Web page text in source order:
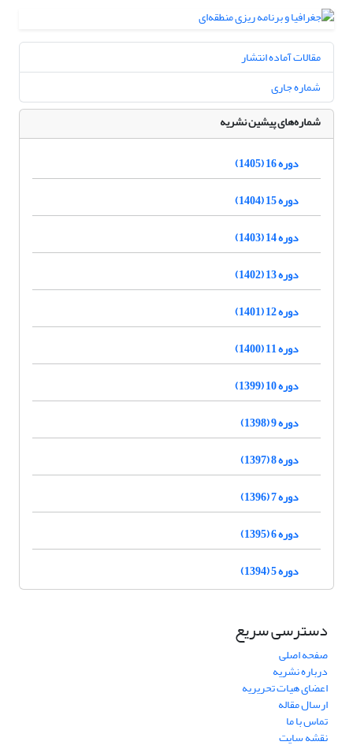
مقالات آماده انتشار
شماره جاری
شماره‌های پیشین نشریه
دوره 16 (1405)
دوره 15 (1404)
دوره 14 (1403)
دوره 13 (1402)
دوره 12 (1401)
دوره 11 (1400)
دوره 10 (1399)
دوره 9 (1398)
دوره 8 (1397)
دوره 7 (1396)
دوره 6 (1395)
دوره 5 (1394)
دسترسی سریع
صفحه اصلی
درباره نشریه
اعضای هیات تحریریه
ارسال مقاله
تماس با ما
نقشه سایت